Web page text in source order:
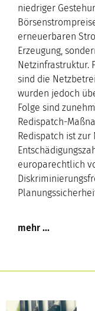
niedriger
erneuerbaren
Erzeugung,
Netzinfrastruktur.
sind die
wurden jedoch
Folge sind
Redispatch-
Redispatch ist
europarechtlich